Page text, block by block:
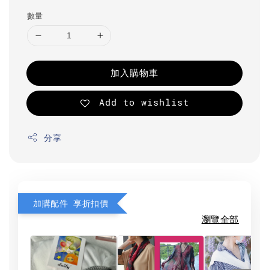
數量
加入購物車
Add to wishlist
分享
加購配件 享折扣價
瀏覽全部